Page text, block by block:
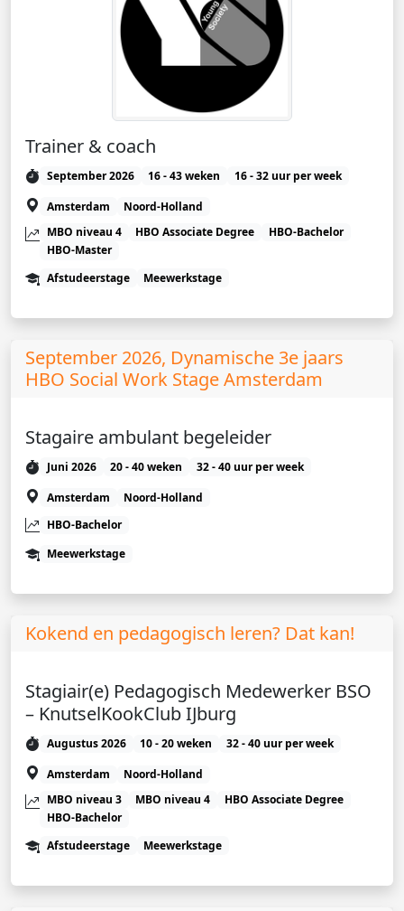
Trainer & coach
September 2026 16 - 43 weken
16 - 32 uur per week
Amsterdam
Noord-Holland
MBO niveau 4
HBO Associate Degree
HBO-Bachelor
HBO-Master
Afstudeerstage
Meewerkstage
September 2026, Dynamische 3e jaars
HBO Social Work Stage Amsterdam
Stagaire ambulant begeleider
Juni 2026 20 - 40 weken
32 - 40 uur per week
Amsterdam
Noord-Holland
HBO-Bachelor
Meewerkstage
Kokend en pedagogisch leren? Dat kan!
Stagiair(e) Pedagogisch Medewerker BSO
– KnutselKookClub IJburg
Augustus 2026 10 - 20 weken
32 - 40 uur per week
Amsterdam
Noord-Holland
MBO niveau 3
MBO niveau 4
HBO Associate Degree
HBO-Bachelor
Afstudeerstage
Meewerkstage